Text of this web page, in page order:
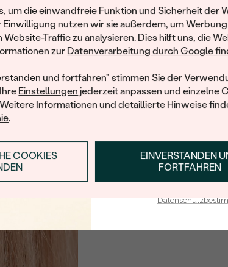
um die einwandfreie Funktion und Sicherheit der
nutzen wir sie außerdem, um Werbung
Traffic zu analysieren. Dies hilft uns, die
zur Datenverarbeitung durch Google
und fortfahren" stimmen Sie der
Einstellungen jederzeit anpassen und einzelne
Informationen und detaillierte Hinweise
.
EINVERSTANDEN
FORTFAHREN
COOKIES
Werden Sie Teil
und entdecken Sie die
gefertigten Schmucks
Ihren ersten
ANMELDEN &
E-Mail-Adresse je bei uns in